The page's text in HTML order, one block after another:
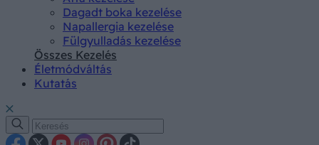
Dagadt boka kezelése
Napallergia kezelése
Fülgyulladás kezelése
Összes Kezelés
Életmódváltás
Kutatás